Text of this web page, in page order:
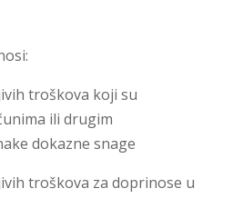
troškova koji su
ili drugim
dokazne snage
troškova za doprinose u